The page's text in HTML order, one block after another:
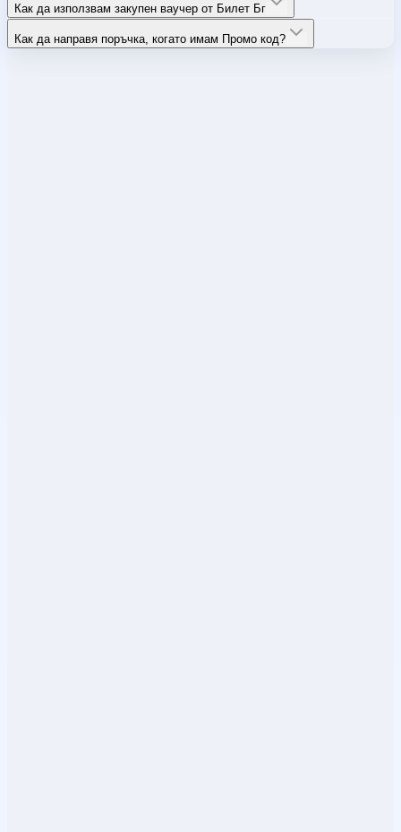
Как да използвам закупен ваучер от Билет Бг
Как да направя поръчка, когато имам Промо код?